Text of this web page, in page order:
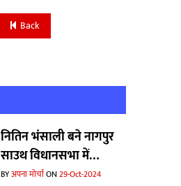
Back
नितिन भंसाली बने नागपुर
साउथ विधानसभा में
कॉर्डिनेटर
BYअपना मोर्चाON29-Oct-2024